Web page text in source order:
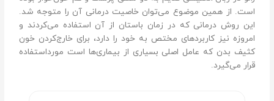
است. از همین موضوع می‌توان خاصیت درمانی آن را متوجه شد.
این روش درمانی که در زمان باستان از آن استفاده می‌کردند و
امروزه نیز کاربرد‌های مختص به خود را دارد، برای خارج‌کردن خون
کثیف بدن که عامل اصلی بسیاری از بیماری‌ها است مورداستفاده
قرار می‌گیرد.